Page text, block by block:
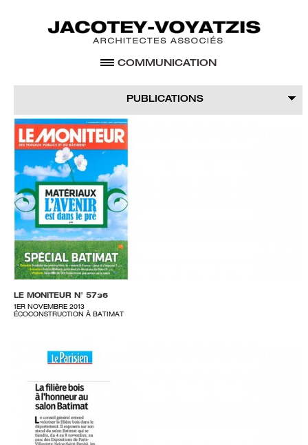
ACCUEIL
PROJETS
COMMUNICATION
SÉLECTION
PUBLICATIONS
LE MONITEUR N° 5736
1ER NOVEMBRE 2013
ÉCOCONSTRUCTION À BATIMAT